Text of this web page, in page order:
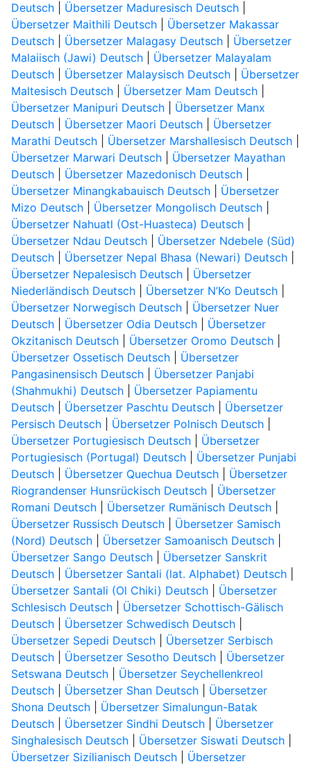
Deutsch| Übersetzer Maduresisch Deutsch|
Übersetzer Maithili Deutsch| Übersetzer Makassar
Deutsch| Übersetzer Malagasy Deutsch| Übersetzer
Malaiisch (Jawi) Deutsch| Übersetzer Malayalam
Deutsch| Übersetzer Malaysisch Deutsch| Übersetzer
Maltesisch Deutsch| Übersetzer Mam Deutsch|
Übersetzer Manipuri Deutsch| Übersetzer Manx
Deutsch| Übersetzer Maori Deutsch| Übersetzer
Marathi Deutsch| Übersetzer Marshallesisch Deutsch|
Übersetzer Marwari Deutsch| Übersetzer Mayathan
Deutsch| Übersetzer Mazedonisch Deutsch|
Übersetzer Minangkabauisch Deutsch| Übersetzer
Mizo Deutsch| Übersetzer Mongolisch Deutsch|
Übersetzer Nahuatl (Ost-Huasteca) Deutsch|
Übersetzer Ndau Deutsch| Übersetzer Ndebele (Süd)
Deutsch| Übersetzer Nepal Bhasa (Newari) Deutsch|
Übersetzer Nepalesisch Deutsch| Übersetzer
Niederländisch Deutsch| Übersetzer N’Ko Deutsch|
Übersetzer Norwegisch Deutsch| Übersetzer Nuer
Deutsch| Übersetzer Odia Deutsch| Übersetzer
Okzitanisch Deutsch| Übersetzer Oromo Deutsch|
Übersetzer Ossetisch Deutsch| Übersetzer
Pangasinensisch Deutsch| Übersetzer Panjabi
(Shahmukhi) Deutsch| Übersetzer Papiamentu
Deutsch| Übersetzer Paschtu Deutsch| Übersetzer
Persisch Deutsch| Übersetzer Polnisch Deutsch|
Übersetzer Portugiesisch Deutsch| Übersetzer
Portugiesisch (Portugal) Deutsch| Übersetzer Punjabi
Deutsch| Übersetzer Quechua Deutsch| Übersetzer
Riograndenser Hunsrückisch Deutsch| Übersetzer
Romani Deutsch| Übersetzer Rumänisch Deutsch|
Übersetzer Russisch Deutsch| Übersetzer Samisch
(Nord) Deutsch| Übersetzer Samoanisch Deutsch|
Übersetzer Sango Deutsch| Übersetzer Sanskrit
Deutsch| Übersetzer Santali (lat. Alphabet) Deutsch|
Übersetzer Santali (Ol Chiki) Deutsch| Übersetzer
Schlesisch Deutsch| Übersetzer Schottisch-Gälisch
Deutsch| Übersetzer Schwedisch Deutsch|
Übersetzer Sepedi Deutsch| Übersetzer Serbisch
Deutsch| Übersetzer Sesotho Deutsch| Übersetzer
Setswana Deutsch| Übersetzer Seychellenkreol
Deutsch| Übersetzer Shan Deutsch| Übersetzer
Shona Deutsch| Übersetzer Simalungun-Batak
Deutsch| Übersetzer Sindhi Deutsch| Übersetzer
Singhalesisch Deutsch| Übersetzer Siswati Deutsch|
Übersetzer Sizilianisch Deutsch| Übersetzer